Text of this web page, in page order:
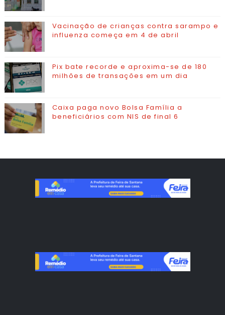
Vacinação de crianças contra sarampo e
influenza começa em 4 de abril
Pix bate recorde e aproxima-se de 180
milhões de transações em um dia
Caixa paga novo Bolsa Família a
beneficiários com NIS de final 6